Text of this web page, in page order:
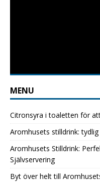
MENU
Citronsyra i toaletten för
Aromhusets stilldrink:
Aromhusets Stilldrink:
Självservering
Byt över helt till